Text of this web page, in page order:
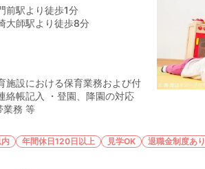
前駅より徒歩1分
大師駅より徒歩8分
施設における保育業務および付
絡帳記入 ・登園、降園の対応
業務 等
年間休日120日以上 見学OK 退職金制度あり